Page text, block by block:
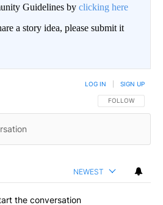
Guidelines by clicking here
a story idea, please submit it
FOLLOW THIS
FOLLOW
LOG IN SIGN UP
NEWEST
the conversation